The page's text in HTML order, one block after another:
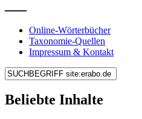
Online-Wörterbücher
Taxonomie-Quellen
Impressum & Kontakt
Beliebte Inhalte